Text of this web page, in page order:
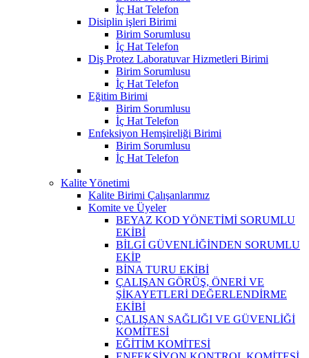
İç Hat Telefon
Disiplin işleri Birimi
Birim Sorumlusu
İç Hat Telefon
Diş Protez Laboratuvar Hizmetleri Birimi
Birim Sorumlusu
İç Hat Telefon
Eğitim Birimi
Birim Sorumlusu
İç Hat Telefon
Enfeksiyon Hemşireliği Birimi
Birim Sorumlusu
İç Hat Telefon
Kalite Yönetimi
Kalite Birimi Çalışanlarımız
Komite ve Üyeler
BEYAZ KOD YÖNETİMİ SORUMLU
EKİBİ
BİLGİ GÜVENLİĞİNDEN SORUMLU
EKİP
BİNA TURU EKİBİ
ÇALIŞAN GÖRÜŞ, ÖNERİ VE
ŞİKAYETLERİ DEĞERLENDİRME
EKİBİ
ÇALIŞAN SAĞLIĞI VE GÜVENLİĞİ
KOMİTESİ
EĞİTİM KOMİTESİ